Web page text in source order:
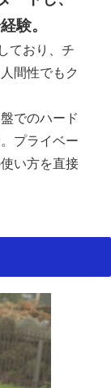
験。
ており、チ
間性でもク
でのハード
プライベー
い方を直接